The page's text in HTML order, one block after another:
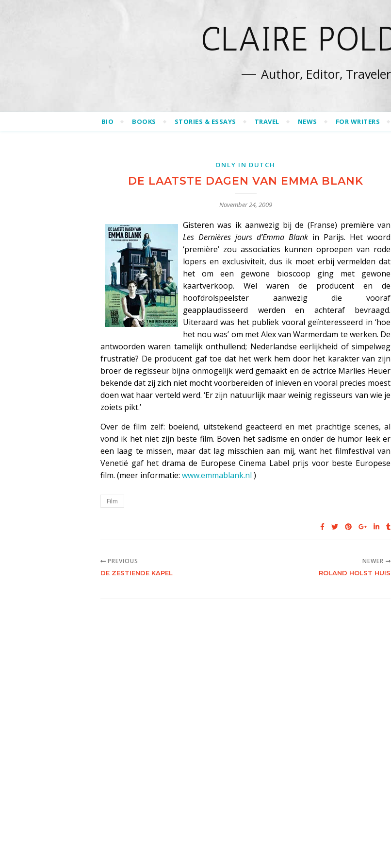
CLAIRE
Author, Editor, Traveler
BIO BOOKS STORIES & ESSAYS TRAVEL NEWS FOR WRITERS
ONLY IN DUTCH
DE LAATSTE DAGEN VAN EMMA BLANK
November 24, 2009
Gisteren was ik aanwezig bij de (Franse) première van
Les Dernières jours d’Emma Blank in Parijs. Het woord
‘première’ zou associaties kunnen oproepen van rode
lopers en exclusiviteit, dus ik moet erbij vermelden dat
het om een gewone bioscoop ging met gewone
kaartverkoop. Wel waren de producent en de
hoofdrolspeelster aanwezig die vooraf
geapplaudisseerd werden en achteraf bevraagd.
Uiteraard was het publiek vooral geïnteresseerd in ‘hoe
het nou was’ om met Alex van Warmerdam te werken. De
antwoorden waren tamelijk onthullend; Nederlandse eerlijkheid of simpelweg
frustratie? De producent gaf toe dat het werk hem door het karakter van zijn
broer de regisseur bijna onmogelijk werd gemaakt en de actrice Marlies Heuer
bekende dat zij zich niet mocht voorbereiden of inleven en vooral precies moest
doen wat haar verteld werd. ‘Er zijn natuurlijk maar weinig regisseurs van wie je
zoiets pikt.’
Over de film zelf: boeiend, uitstekend geacteerd en met prachtige scenes, al
vond ik het niet zijn beste film. Boven het sadisme en onder de humor leek er
een laag te missen, maar dat lag misschien aan mij, want het filmfestival van
Venetië gaf het drama de Europese Cinema Label prijs voor beste Europese
film. (meer informatie: www.emmablank.nl )
Film
PREVIOUS
DE ZESTIENDE KAPEL
NEWER
ROLAND HOLST HUIS